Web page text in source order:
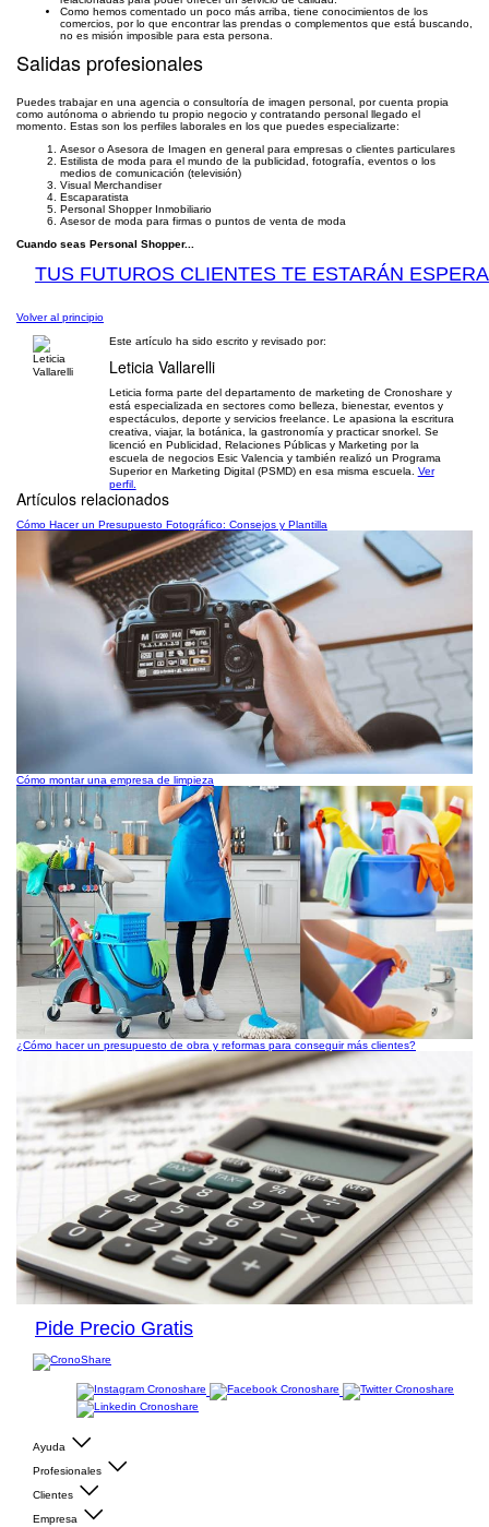
Como hemos comentado un poco más arriba, tiene conocimientos de los
comercios, por lo que encontrar las prendas o complementos que está buscando,
no es misión imposible para esta persona.
Salidas profesionales
Puedes trabajar en una agencia o consultoría de imagen personal, por cuenta propia
como autónoma o abriendo tu propio negocio y contratando personal llegado el
momento. Estas son los perfiles laborales en los que puedes especializarte:
Asesor o Asesora de Imagen en general para empresas o clientes particulares
Estilista de moda para el mundo de la publicidad, fotografía, eventos o los
medios de comunicación (televisión)
Visual Merchandiser
Escaparatista
Personal Shopper Inmobiliario
Asesor de moda para firmas o puntos de venta de moda
Cuando seas Personal Shopper...
TUS FUTUROS CLIENTES TE ESTARÁN
Volver al principio
Este artículo ha sido escrito y revisado por:
Leticia Vallarelli
Leticia forma parte del departamento de marketing de Cronoshare y
está especializada en sectores como belleza, bienestar, eventos y
espectáculos, deporte y servicios freelance. Le apasiona la escritura
creativa, viajar, la botánica, la gastronomía y practicar snorkel. Se
licenció en Publicidad, Relaciones Públicas y Marketing por la
escuela de negocios Esic Valencia y también realizó un Programa
Superior en Marketing Digital (PSMD) en esa misma escuela. Ver
perfil.
Artículos relacionados
Cómo Hacer un Presupuesto Fotográfico: Consejos y Plantilla
Cómo montar una empresa de limpieza
¿Cómo hacer un presupuesto de obra y reformas para conseguir más clientes?
Pide Precio Gratis
Ayuda
Profesionales
Clientes
Empresa